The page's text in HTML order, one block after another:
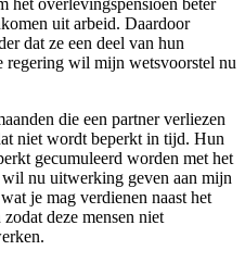
het overlevingspensioen beter
uit arbeid. Daardoor
dat ze een deel van hun
regering wil mijn wetsvoorstel nu
die een partner verliezen
niet wordt beperkt in tijd. Hun
gecumuleerd worden met het
nu uitwerking geven aan mijn
je mag verdienen naast het
deze mensen niet